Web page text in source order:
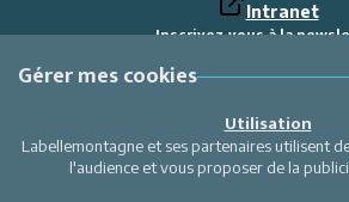
Intranet
Inscrivez-vous à la
Labellemontagne
Gérer mes cookies
Utilisation
Labellemontagne et ses partenaires utilisent
l'audience et vous proposer de la